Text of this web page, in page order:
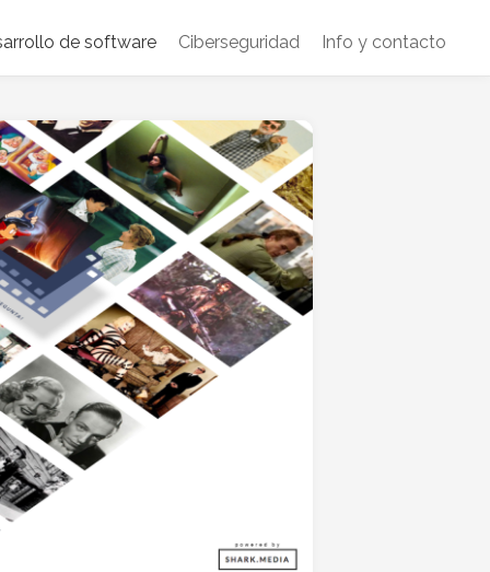
de software Ciberseguridad Info y contacto